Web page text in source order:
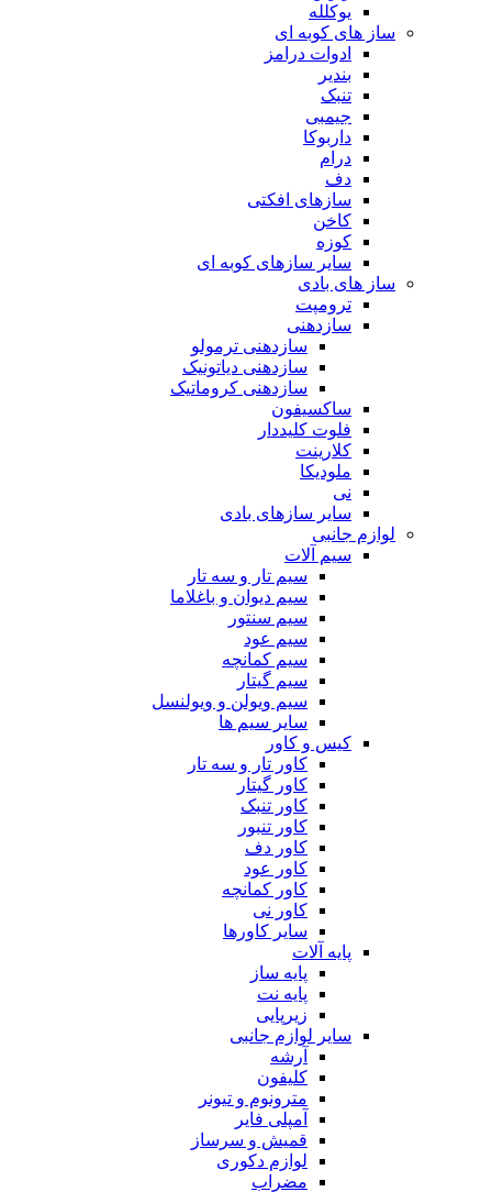
یوکلله
ساز های کوبه ای
ادوات درامز
بندیر
تنبک
جیمبی
داربوکا
درام
دف
سازهای افکتی
کاخن
کوزه
سایر سازهای کوبه ای
ساز های بادی
ترومپت
سازدهنی
سازدهنی ترمولو
سازدهنی دیاتونیک
سازدهنی کروماتیک
ساکسیفون
فلوت کلیددار
کلارینت
ملودیکا
نی
سایر سازهای بادی
لوازم جانبی
سیم آلات
سیم تار و سه تار
سیم دیوان و باغلاما
سیم سنتور
سیم عود
سیم کمانچه
سیم گیتار
سیم ویولن و ویولنسل
سایر سیم ها
کیس و کاور
کاور تار و سه تار
کاور گیتار
کاور تنبک
کاور تنبور
کاور دف
کاور عود
کاور کمانچه
کاور نی
سایر کاورها
پایه آلات
پایه ساز
پایه نت
زیرپایی
سایر لوازم جانبی
آرشه
کلیفون
مترونوم و تیونر
آمپلی فایر
قمیش و سرساز
لوازم دکوری
مضراب